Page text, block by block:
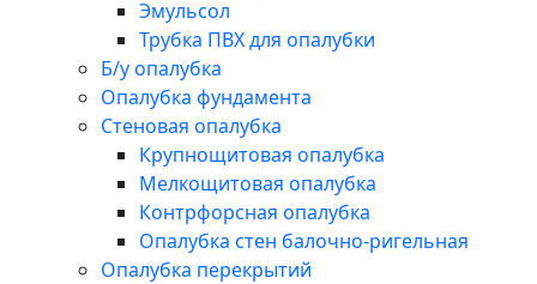
Эмульсол
Трубка ПВХ для опалубки
Б/у опалубка
Опалубка фундамента
Стеновая опалубка
Крупнощитовая опалубка
Мелкощитовая опалубка
Контрфорсная опалубка
Опалубка стен балочно-ригельная
Опалубка перекрытий